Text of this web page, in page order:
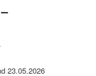
23.05.2026